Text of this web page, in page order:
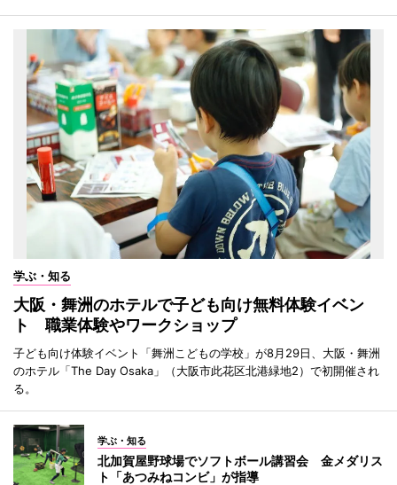
学ぶ・知る
大阪・舞洲のホテルで子ども向け無料体験イベン
ト 職業体験やワークショップ
子ども向け体験イベント「舞洲こどもの学校」が8月29日、大阪・舞洲
のホテル「The Day Osaka」（大阪市此花区北港緑地2）で初開催され
る。
学ぶ・知る
北加賀屋野球場でソフトボール講習会 金メダリス
ト「あつみねコンビ」が指導